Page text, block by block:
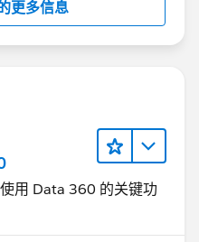
更多信息
用 Data 360 的关键功